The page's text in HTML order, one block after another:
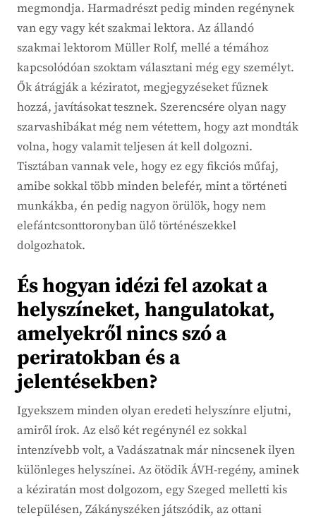
megmondja. Harmadrészt pedig minden regénynek
van egy vagy két szakmai lektora. Az állandó
szakmai lektorom Müller Rolf, mellé a témához
kapcsolódóan szoktam választani még egy személyt.
Ők átrágják a kéziratot, megjegyzéseket fűznek
hozzá, javításokat tesznek. Szerencsére olyan nagy
szarvashibákat még nem vétettem, hogy azt mondták
volna, hogy valamit teljesen át kell dolgozni.
Tisztában vannak vele, hogy ez egy fikciós műfaj,
amibe sokkal több minden belefér, mint a történeti
munkákba, én pedig nagyon örülök, hogy nem
elefántcsonttoronyban ülő történészekkel
dolgozhatok.
És hogyan idézi fel azokat a
helyszíneket, hangulatokat,
amelyekről nincs szó a
periratokban és a
jelentésekben?
Igyekszem minden olyan eredeti helyszínre eljutni,
amiről írok. Az első két regénynél ez sokkal
intenzívebb volt, a Vadászatnak már nincsenek ilyen
különleges helyszínei. Az ötödik ÁVH-regény, aminek
a kéziratán most dolgozom, egy Szeged melletti kis
településen, Zákányszéken játszódik, az ottani